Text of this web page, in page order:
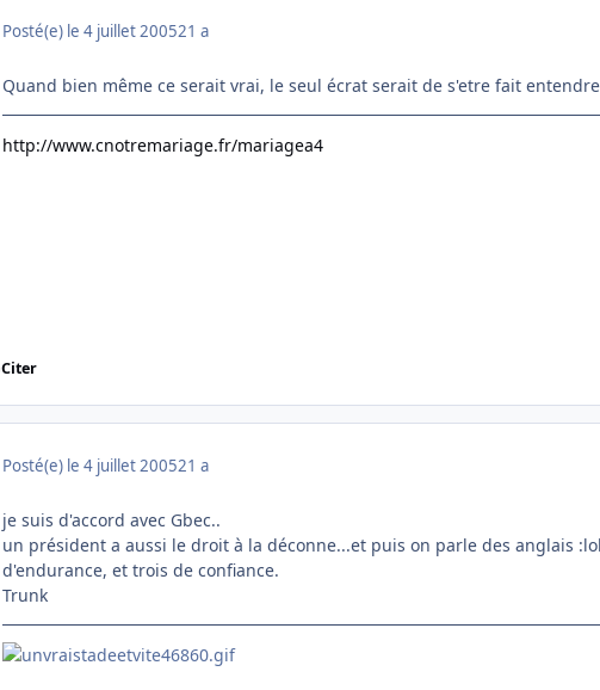
Posté(e) le 4 juillet 200521 a
Quand bien même ce serait vrai, le seul écrat serait de s'etre fait
http://www.cnotremariage.fr/mariagea4
Citer
Posté(e) le 4 juillet 200521 a
je suis d'accord avec Gbec..
un président a aussi le droit à la déconne...et puis on parle des anglais
d'endurance, et trois de confiance.
Trunk